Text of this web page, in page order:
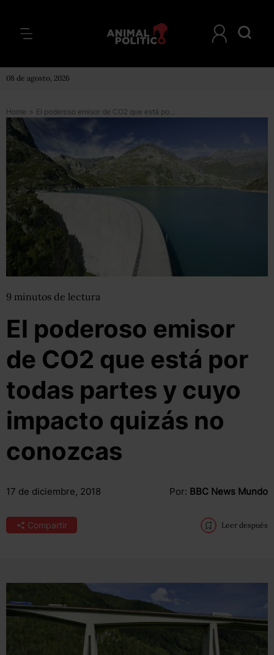
08 de agosto, 2026
Home > El poderoso emisor de CO2 que está por todas partes y cuyo impacto quizás no conozcas
9 minutos de lectura
El poderoso emisor
de CO2 que está por
todas partes y cuyo
impacto quizás no
conozcas
17 de diciembre, 2018 Por: BBC News Mundo
Compartir Leer después